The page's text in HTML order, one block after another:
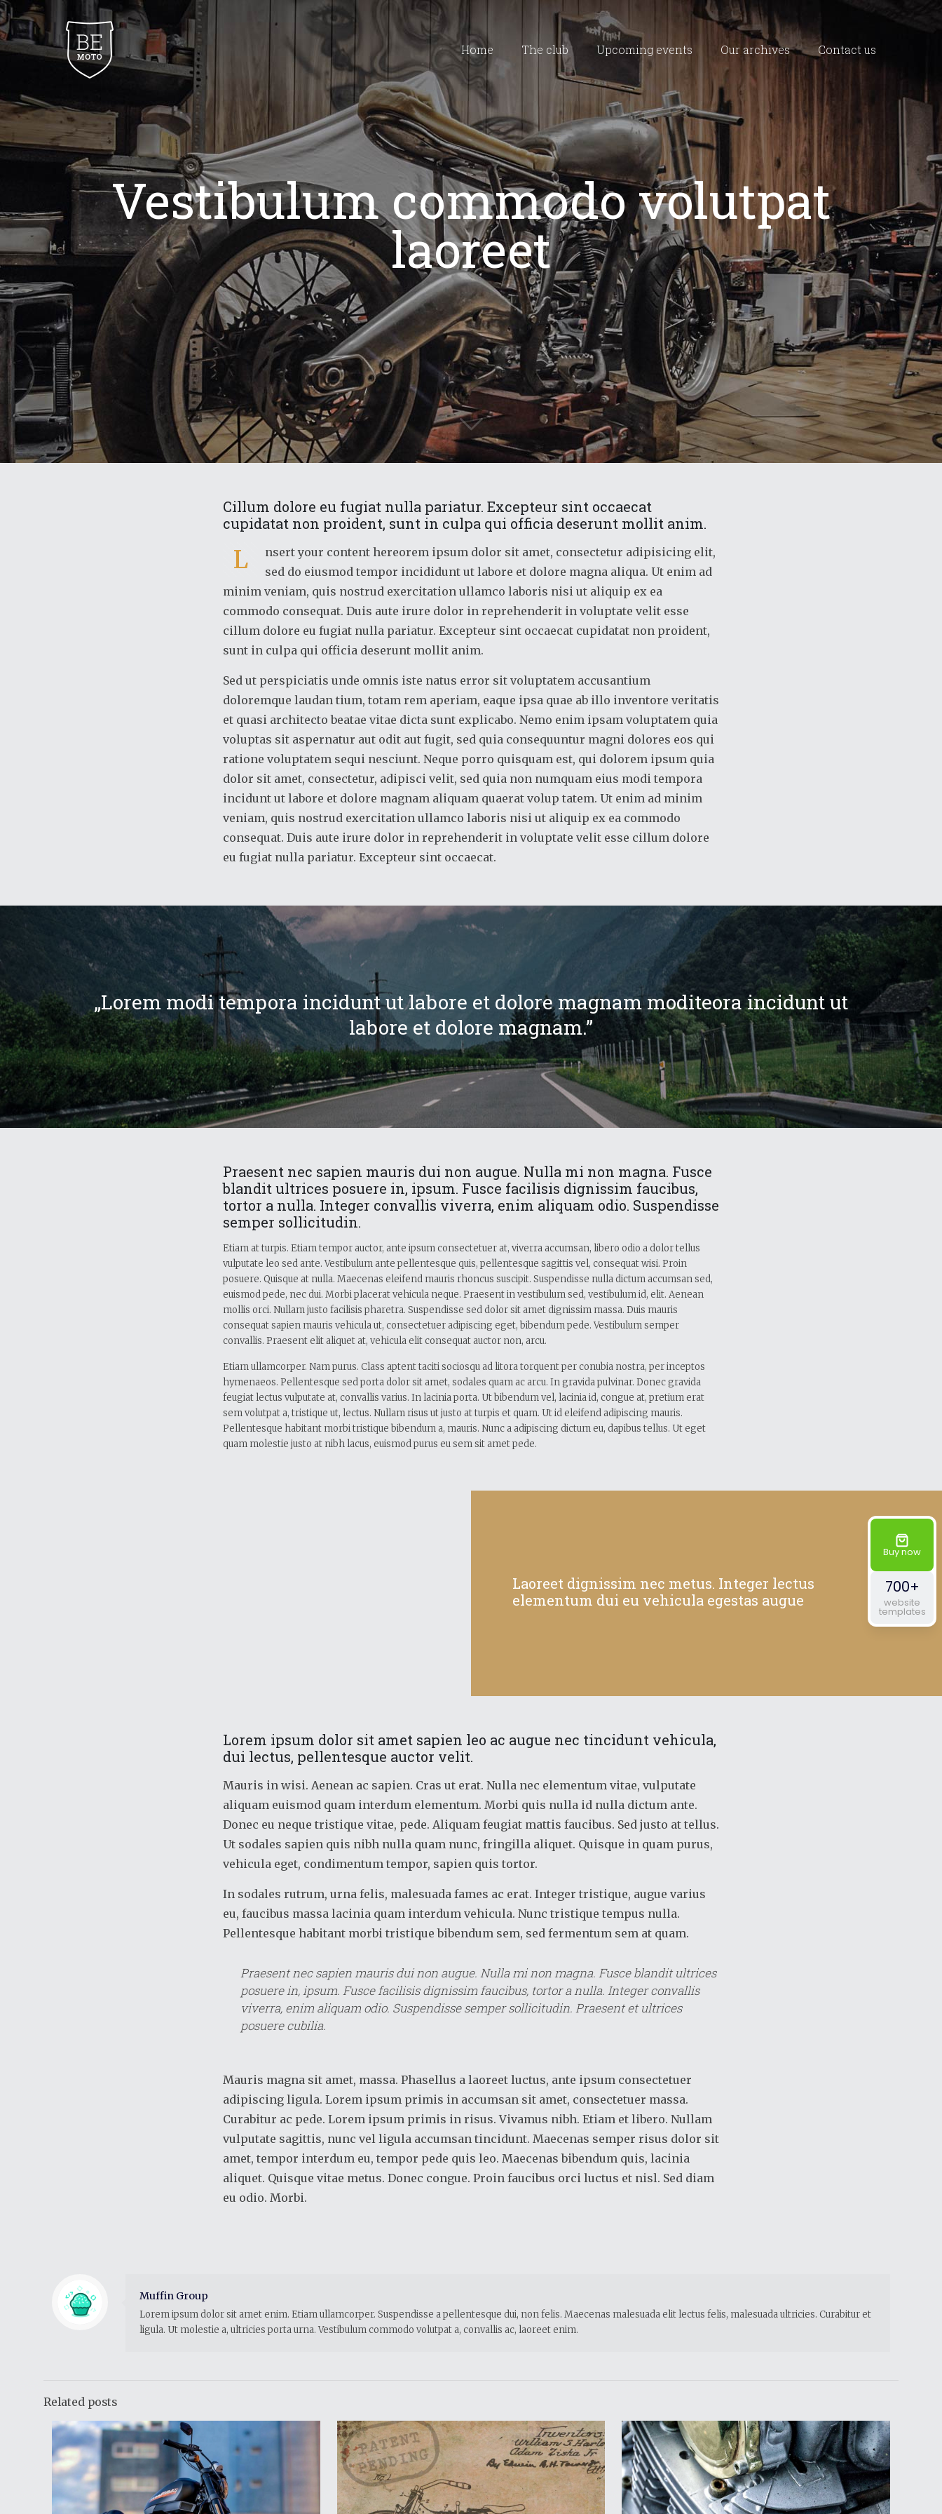
Home The club Upcoming events Our archives Contact us
Vestibulum commodo volutpat
laoreet
Cillum dolore eu fugiat nulla pariatur. Excepteur sint occaecat
cupidatat non proident, sunt in culpa qui officia deserunt mollit anim.
L
nsert your content hereorem ipsum dolor sit amet, consectetur adipisicing elit,
sed do eiusmod tempor incididunt ut labore et dolore magna aliqua. Ut enim ad
minim veniam, quis nostrud exercitation ullamco laboris nisi ut aliquip ex ea
commodo consequat. Duis aute irure dolor in reprehenderit in voluptate velit esse
cillum dolore eu fugiat nulla pariatur. Excepteur sint occaecat cupidatat non proident,
sunt in culpa qui officia deserunt mollit anim.
Sed ut perspiciatis unde omnis iste natus error sit voluptatem accusantium
doloremque laudan tium, totam rem aperiam, eaque ipsa quae ab illo inventore veritatis
et quasi architecto beatae vitae dicta sunt explicabo. Nemo enim ipsam voluptatem quia
voluptas sit aspernatur aut odit aut fugit, sed quia consequuntur magni dolores eos qui
ratione voluptatem sequi nesciunt. Neque porro quisquam est, qui dolorem ipsum quia
dolor sit amet, consectetur, adipisci velit, sed quia non numquam eius modi tempora
incidunt ut labore et dolore magnam aliquam quaerat volup tatem. Ut enim ad minim
veniam, quis nostrud exercitation ullamco laboris nisi ut aliquip ex ea commodo
consequat. Duis aute irure dolor in reprehenderit in voluptate velit esse cillum dolore
eu fugiat nulla pariatur. Excepteur sint occaecat.
„Lorem modi tempora incidunt ut labore et dolore magnam moditeora incidunt ut
labore et dolore magnam.”
Praesent nec sapien mauris dui non augue. Nulla mi non magna. Fusce
blandit ultrices posuere in, ipsum. Fusce facilisis dignissim faucibus,
tortor a nulla. Integer convallis viverra, enim aliquam odio. Suspendisse
semper sollicitudin.
Etiam at turpis. Etiam tempor auctor, ante ipsum consectetuer at, viverra accumsan, libero odio a dolor tellus
vulputate leo sed ante. Vestibulum ante pellentesque quis, pellentesque sagittis vel, consequat wisi. Proin
posuere. Quisque at nulla. Maecenas eleifend mauris rhoncus suscipit. Suspendisse nulla dictum accumsan sed,
euismod pede, nec dui. Morbi placerat vehicula neque. Praesent in vestibulum sed, vestibulum id, elit. Aenean
mollis orci. Nullam justo facilisis pharetra. Suspendisse sed dolor sit amet dignissim massa. Duis mauris
consequat sapien mauris vehicula ut, consectetuer adipiscing eget, bibendum pede. Vestibulum semper
convallis. Praesent elit aliquet at, vehicula elit consequat auctor non, arcu.
Etiam ullamcorper. Nam purus. Class aptent taciti sociosqu ad litora torquent per conubia nostra, per inceptos
hymenaeos. Pellentesque sed porta dolor sit amet, sodales quam ac arcu. In gravida pulvinar. Donec gravida
feugiat lectus vulputate at, convallis varius. In lacinia porta. Ut bibendum vel, lacinia id, congue at, pretium erat
sem volutpat a, tristique ut, lectus. Nullam risus ut justo at turpis et quam. Ut id eleifend adipiscing mauris.
Pellentesque habitant morbi tristique bibendum a, mauris. Nunc a adipiscing dictum eu, dapibus tellus. Ut eget
quam molestie justo at nibh lacus, euismod purus eu sem sit amet pede.
Laoreet dignissim nec metus. Integer lectus
elementum dui eu vehicula egestas augue
Lorem ipsum dolor sit amet sapien leo ac augue nec tincidunt vehicula,
dui lectus, pellentesque auctor velit.
Mauris in wisi. Aenean ac sapien. Cras ut erat. Nulla nec elementum vitae, vulputate
aliquam euismod quam interdum elementum. Morbi quis nulla id nulla dictum ante.
Donec eu neque tristique vitae, pede. Aliquam feugiat mattis faucibus. Sed justo at tellus.
Ut sodales sapien quis nibh nulla quam nunc, fringilla aliquet. Quisque in quam purus,
vehicula eget, condimentum tempor, sapien quis tortor.
In sodales rutrum, urna felis, malesuada fames ac erat. Integer tristique, augue varius
eu, faucibus massa lacinia quam interdum vehicula. Nunc tristique tempus nulla.
Pellentesque habitant morbi tristique bibendum sem, sed fermentum sem at quam.
Praesent nec sapien mauris dui non augue. Nulla mi non magna. Fusce blandit ultrices
posuere in, ipsum. Fusce facilisis dignissim faucibus, tortor a nulla. Integer convallis
viverra, enim aliquam odio. Suspendisse semper sollicitudin. Praesent et ultrices
posuere cubilia.
Mauris magna sit amet, massa. Phasellus a laoreet luctus, ante ipsum consectetuer
adipiscing ligula. Lorem ipsum primis in accumsan sit amet, consectetuer massa.
Curabitur ac pede. Lorem ipsum primis in risus. Vivamus nibh. Etiam et libero. Nullam
vulputate sagittis, nunc vel ligula accumsan tincidunt. Maecenas semper risus dolor sit
amet, tempor interdum eu, tempor pede quis leo. Maecenas bibendum quis, lacinia
aliquet. Quisque vitae metus. Donec congue. Proin faucibus orci luctus et nisl. Sed diam
eu odio. Morbi.
Muffin Group
Lorem ipsum dolor sit amet enim. Etiam ullamcorper. Suspendisse a pellentesque dui, non felis. Maecenas malesuada elit lectus felis, malesuada ultricies. Curabitur et
ligula. Ut molestie a, ultricies porta urna. Vestibulum commodo volutpat a, convallis ac, laoreet enim.
Related posts
Buy now
700+
website
templates